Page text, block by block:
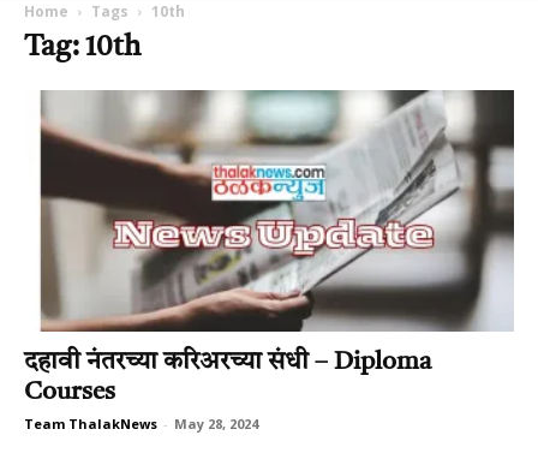
Home Tags 10th
Tag: 10th
दहावी नंतरच्या करिअरच्या संधी – Diploma
Courses
Team ThalakNews - May 28, 2024